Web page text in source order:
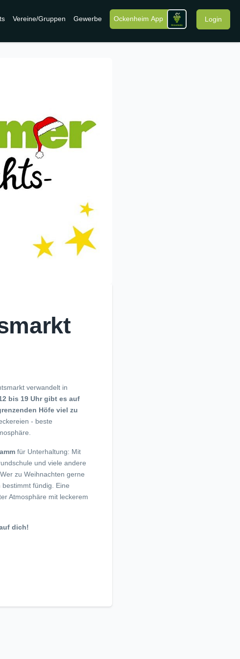
Vereine/Gruppen Gewerbe Ockenheim App Login
verwandelt in
bis 19 Uhr gibt es auf
Höfe viel zu
- beste
für Unterhaltung: Mit
und viele andere
zu Weihnachten gerne
fündig. Eine
Atmosphäre mit leckerem
dich!